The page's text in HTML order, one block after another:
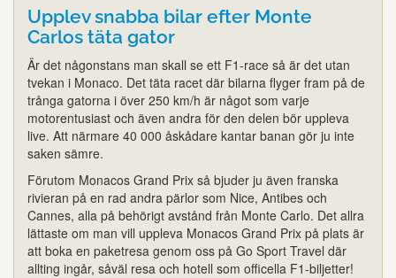
Upplev snabba bilar efter Monte
Carlos täta gator
Är det någonstans man skall se ett F1-race så är det utan
tvekan i Monaco. Det täta racet där bilarna flyger fram på de
trånga gatorna i över 250 km/h är något som varje
motorentusiast och även andra för den delen bör uppleva
live. Att närmare 40 000 åskådare kantar banan gör ju inte
saken sämre.
Förutom Monacos Grand Prix så bjuder ju även franska
rivieran på en rad andra pärlor som Nice, Antibes och
Cannes, alla på behörigt avstånd från Monte Carlo. Det allra
lättaste om man vill uppleva Monacos Grand Prix på plats är
att boka en paketresa genom oss på Go Sport Travel där
allting ingår, såväl resa och hotell som officella F1-biljetter!